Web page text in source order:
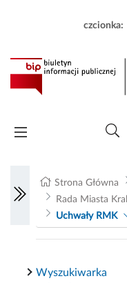
czcionka:
Strona Główna
Rada Miasta
Uchwały RMK
Wyszukiwarka